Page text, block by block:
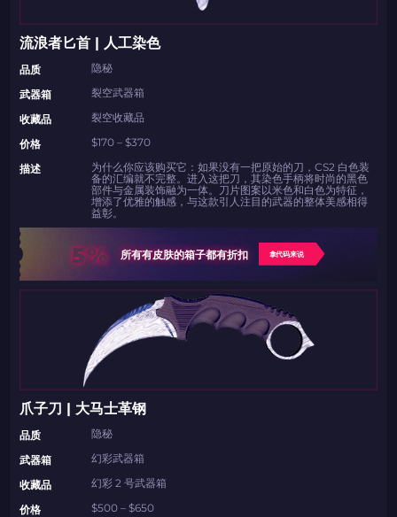
带上你的促销代码
只需抓取区域并将促销代码复制到剪贴板
2024LONG
如何使用促销代码
如何使用促销代码
带上你的促销代码
如何使用促销代码
带上你的促销代码
由KARRIGAN倾情推荐
团队 THE MONGOLZ
CS2CODES.CN社区与电子竞技
流浪者匕首 | 人工染色
品质
隐秘
武器箱
裂空武器箱
收藏品
裂空收藏品
价格
$170 – $370
描述
为什么你应该购买它：如果没有一把原始的刀，CS2 白色装
备的汇编就不完整。进入这把刀，其染色手柄将时尚的黑色
部件与金属装饰融为一体。刀片图案以米色和白色为特征，
增添了优雅的触感，与这款引人注目的武器的整体美感相得
益彰。
5% 所有有皮肤的箱子都有折扣 拿代码来说
爪子刀 | 大马士革钢
品质
隐秘
武器箱
幻彩武器箱
收藏品
幻彩 2 号武器箱
价格
$500 – $650